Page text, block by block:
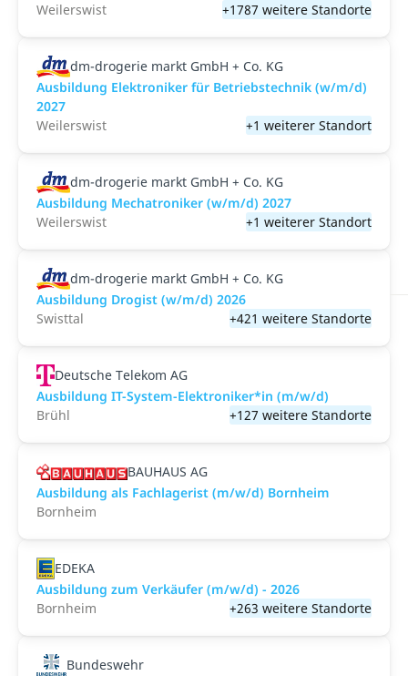
Weilerswist
+1787 weitere Standorte
dm-drogerie markt GmbH + Co. KG
Ausbildung Elektroniker für Betriebstechnik (w/m/d)
2027
Weilerswist
+1 weiterer Standort
dm-drogerie markt GmbH + Co. KG
Ausbildung Mechatroniker (w/m/d) 2027
Weilerswist
+1 weiterer Standort
dm-drogerie markt GmbH + Co. KG
Ausbildung Drogist (w/m/d) 2026
Swisttal
+421 weitere Standorte
Deutsche Telekom AG
Ausbildung IT-System-Elektroniker*in (m/w/d)
Brühl
+127 weitere Standorte
BAUHAUS AG
Ausbildung als Fachlagerist (m/w/d) Bornheim
Bornheim
EDEKA
Ausbildung zum Verkäufer (m/w/d) - 2026
Bornheim
+263 weitere Standorte
Bundeswehr